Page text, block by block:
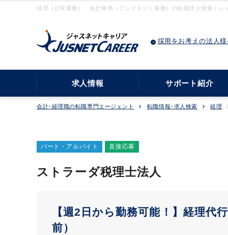
経理（日常業務）、会計事務（アシスタント業務）の転職求人情報 | ジ
採用をお考えの法人
求人情報 サポート紹介
会計･経理職の転職専門エージェント 転職情報･求人検索 経理
パート・アルバイト 直接応募
ストラーダ税理士法人
【週2日から勤務可能！】経理
前）